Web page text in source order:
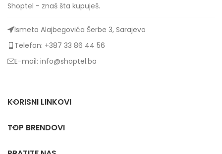
Shoptel - znaš šta kupuješ.
Ismeta Alajbegovića Šerbe 3, Sarajevo
Telefon: +387 33 86 44 56
E-mail: info@shoptel.ba
KORISNI LINKOVI
TOP BRENDOVI